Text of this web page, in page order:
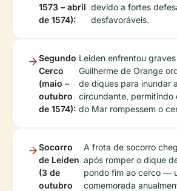
1573 – abril
de 1574):
devido a fortes
desfavoráveis.
Segundo
Cerco
(maio –
outubro
de 1574):
Leiden enfrentou
Guilherme de Orange
de diques para inundar
circundante, permitindo
do Mar rompessem o
Socorro
de Leiden
(3 de
outubro
A frota de socorro
após romper o dique
pondo fim ao cerco —
comemorada